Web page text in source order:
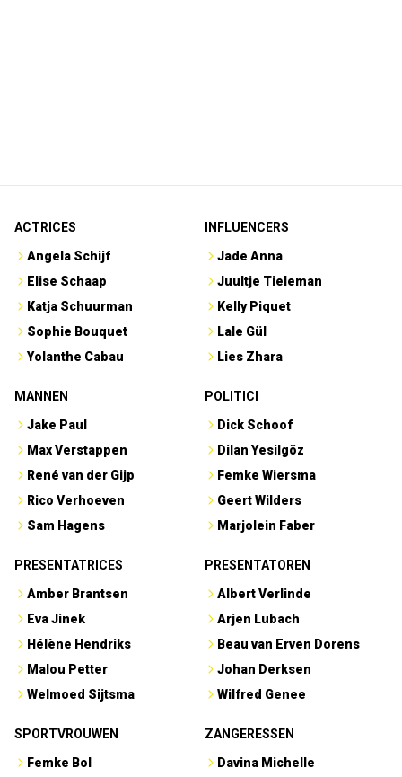
ACTRICES
Angela Schijf
Elise Schaap
Katja Schuurman
Sophie Bouquet
Yolanthe Cabau
INFLUENCERS
Jade Anna
Juultje Tieleman
Kelly Piquet
Lale Gül
Lies Zhara
MANNEN
Jake Paul
Max Verstappen
René van der Gijp
Rico Verhoeven
Sam Hagens
POLITICI
Dick Schoof
Dilan Yesilgöz
Femke Wiersma
Geert Wilders
Marjolein Faber
PRESENTATRICES
Amber Brantsen
Eva Jinek
Hélène Hendriks
Malou Petter
Welmoed Sijtsma
PRESENTATOREN
Albert Verlinde
Arjen Lubach
Beau van Erven Dorens
Johan Derksen
Wilfred Genee
SPORTVROUWEN
Femke Bol
ZANGERESSEN
Davina Michelle